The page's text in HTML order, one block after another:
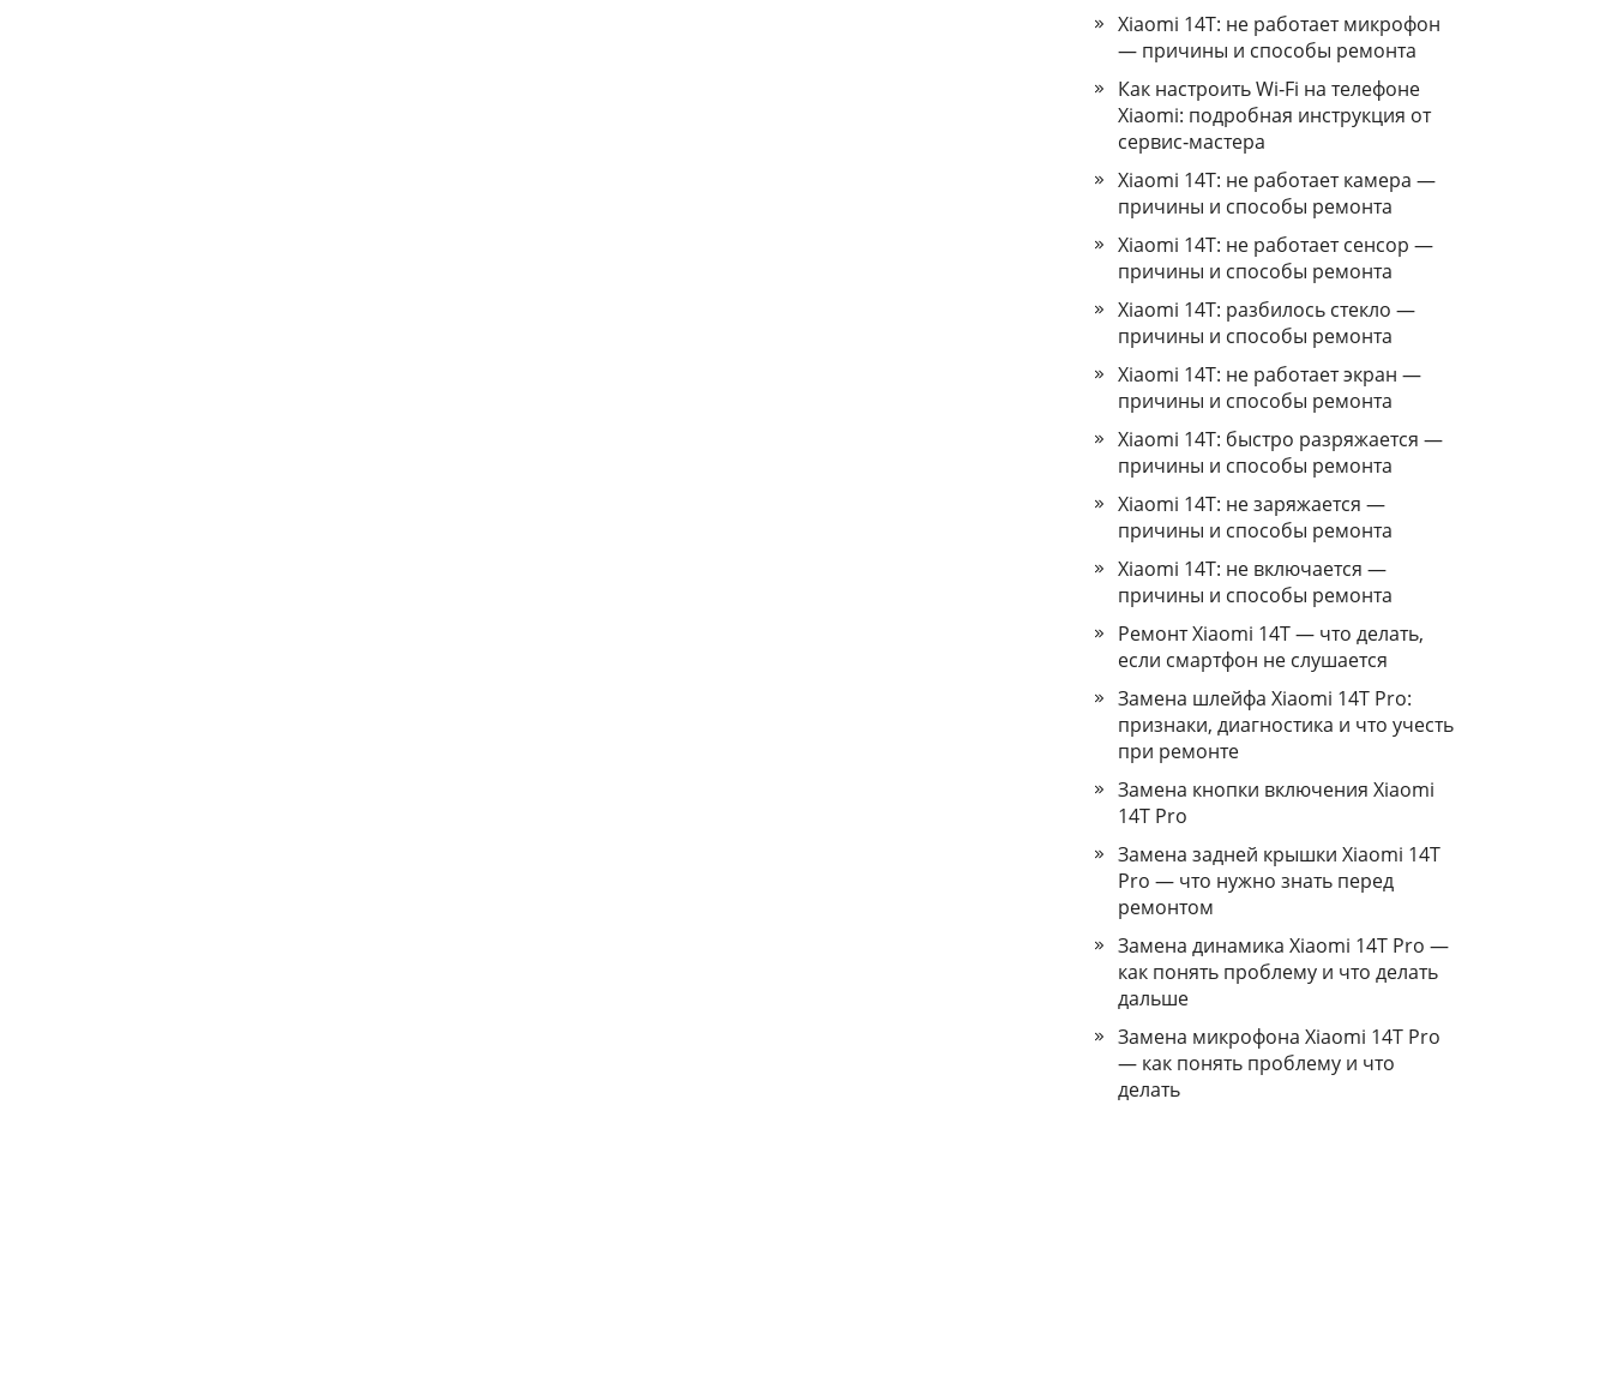
Xiaomi 14T: не работает микрофон
— причины и способы ремонта
Как настроить Wi‑Fi на телефоне
Xiaomi: подробная инструкция от
сервис‑мастера
Xiaomi 14T: не работает камера —
причины и способы ремонта
Xiaomi 14T: не работает сенсор —
причины и способы ремонта
Xiaomi 14T: разбилось стекло —
причины и способы ремонта
Xiaomi 14T: не работает экран —
причины и способы ремонта
Xiaomi 14T: быстро разряжается —
причины и способы ремонта
Xiaomi 14T: не заряжается —
причины и способы ремонта
Xiaomi 14T: не включается —
причины и способы ремонта
Ремонт Xiaomi 14T — что делать,
если смартфон не слушается
Замена шлейфа Xiaomi 14T Pro:
признаки, диагностика и что учесть
при ремонте
Замена кнопки включения Xiaomi
14T Pro
Замена задней крышки Xiaomi 14T
Pro — что нужно знать перед
ремонтом
Замена динамика Xiaomi 14T Pro —
как понять проблему и что делать
дальше
Замена микрофона Xiaomi 14T Pro
— как понять проблему и что
делать